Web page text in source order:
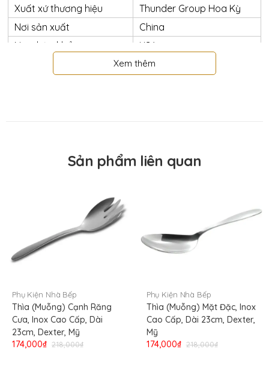
Xuất xứ thương hiệu
Thunder Group Hoa Kỳ
Nơi sản xuất
China
Nơi nhập khẩu
USA
Có chứng nhận an toàn
Có
Xem thêm
Sản phẩm liên quan
Phụ Kiện Nhà Bếp
Thìa (Muỗng) Cạnh Răng
Cưa, Inox Cao Cấp, Dài
23cm, Dexter, Mỹ
174,000₫ 218,000₫
Phụ Kiện Nhà Bếp
Thìa (Muỗng) Mặt Đặc, Inox
Cao Cấp, Dài 23cm, Dexter,
Mỹ
174,000₫ 218,000₫